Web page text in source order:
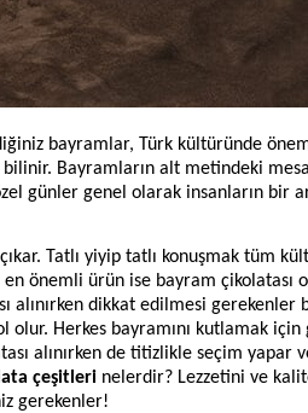
bayramlar, Türk kültüründe
Bayramların alt metindeki
günler genel olarak insanların bir
Tatlı yiyip tatlı konuşmak tüm
önemli ürün ise bayram çikolatası
alınırken dikkat edilmesi gerekenler
Herkes bayramını kutlamak için
alınırken de titizlikle seçim yapar
çeşitleri nelerdir? Lezzetini ve
gerekenler!